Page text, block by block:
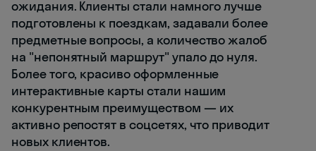
ожидания. Клиенты стали намного лучше
подготовлены к поездкам, задавали более
предметные вопросы, а количество жалоб
на "непонятный маршрут" упало до нуля.
Более того, красиво оформленные
интерактивные карты стали нашим
конкурентным преимуществом — их
активно репостят в соцсетях, что приводит
новых клиентов.